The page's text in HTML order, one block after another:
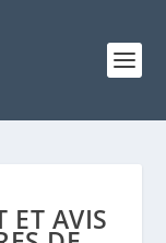
ET AVIS